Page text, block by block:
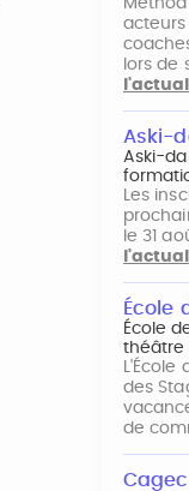
lors de
Aski-
Aski-
Les
le 31
École
École
théâtre
L'École
des
de
Cagec